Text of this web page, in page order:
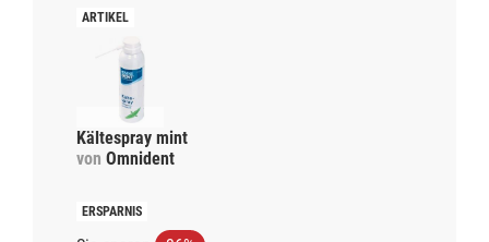
Kältespray mint
von Omnident